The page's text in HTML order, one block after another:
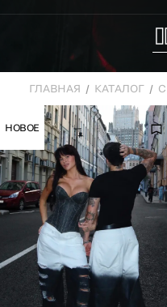
ГЛАВНАЯ КАТАЛОГ
НОВОЕ